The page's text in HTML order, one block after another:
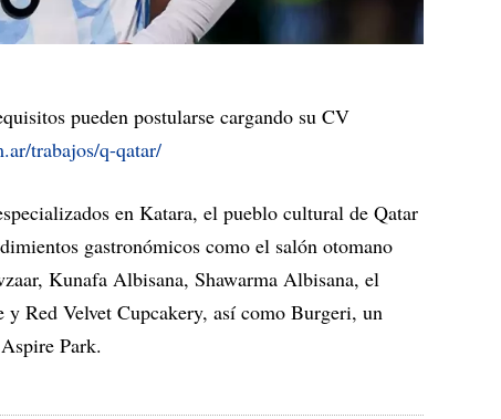
pueden postularse cargando su CV
trabajos/q-qatar/
en Katara, el pueblo cultural de Qatar
gastronómicos como el salón otomano
Kunafa Albisana, Shawarma Albisana, el
y Red Velvet Cupcakery, así como Burgeri, un
Park.